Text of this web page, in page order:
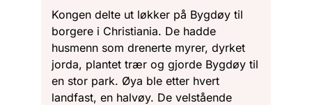
Kongen delte ut løkker på Bygdøy til
borgere i Christiania. De hadde
husmenn som drenerte myrer, dyrket
jorda, plantet trær og gjorde Bygdøy til
en stor park. Øya ble etter hvert
landfast, en halvøy. De velstående